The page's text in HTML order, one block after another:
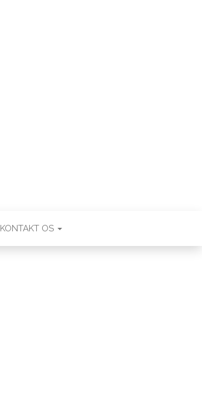
KONTAKT OS